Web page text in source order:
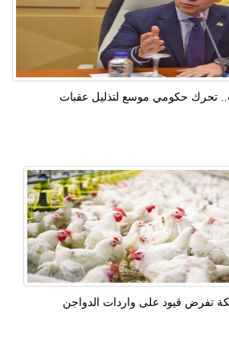
تحرك حكومي موسع لتذليل عقبات
تفرض قيود على واردات الدواجن